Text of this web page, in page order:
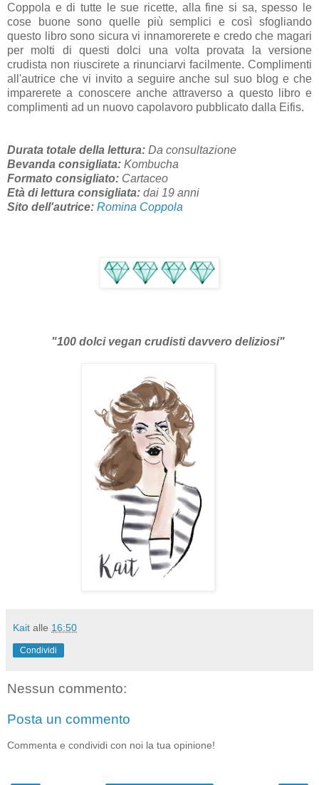
Coppola e di tutte le sue ricette, alla fine si sa, spesso le
cose buone sono quelle più semplici e così sfogliando
questo libro sono sicura vi innamorerete e credo che magari
per molti di questi dolci una volta provata la versione
crudista non riuscirete a rinunciarvi facilmente. Complimenti
all'autrice che vi invito a seguire anche sul suo blog e che
imparerete a conoscere anche attraverso a questo libro e
complimenti ad un nuovo capolavoro pubblicato dalla Eifis.
Durata totale della lettura: Da consultazione
Bevanda consigliata: Kombucha
Formato consigliato: Cartaceo
Età di lettura consigliata: dai 19 anni
Sito dell'autrice: Romina Coppola
"100 dolci vegan crudisti davvero deliziosi"
Kait alle 16:50
Condividi
Nessun commento:
Posta un commento
Commenta e condividi con noi la tua opinione!